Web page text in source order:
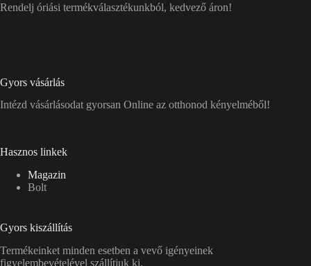
Rendelj óriási termékválasztékunkból, kedvező áron!
Gyors vásárlás
Intézd vásárlásodat gyorsan Online az otthonod kényelméből!
Hasznos linkek
Magazin
Bolt
Gyors kiszállítás
Termékeinket minden esetben a vevő igényeinek
figyelembevételével szállítjuk ki.